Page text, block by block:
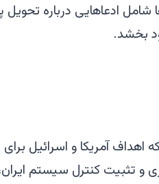
ادعاهایی درباره
بخشد.
آمریکا و اسرائیل
و تثبیت کنترل سیستم